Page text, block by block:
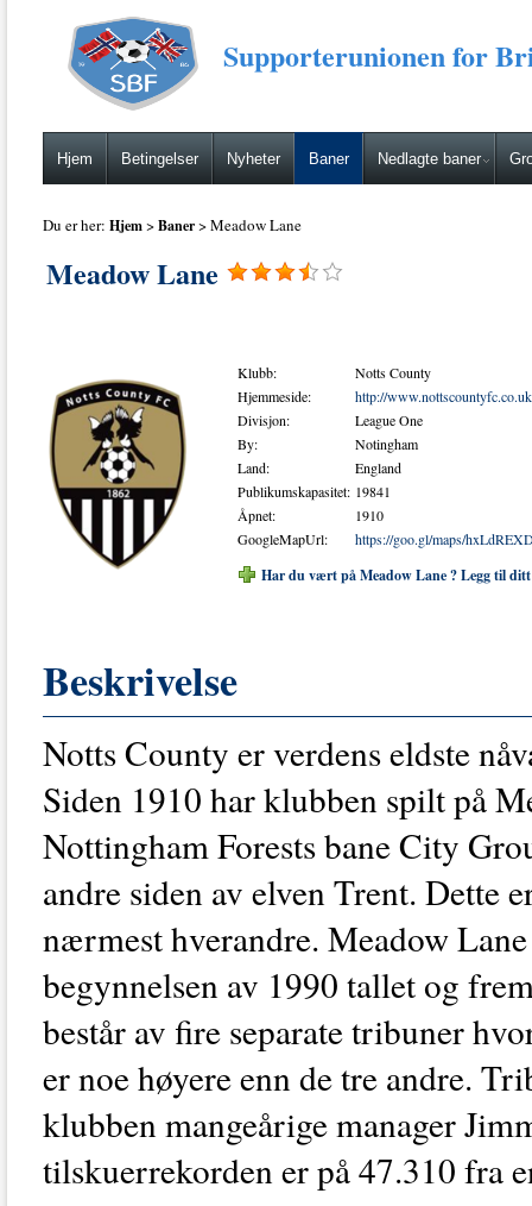
Supporterunionen for
Hjem Betingelser Nyheter Baner Nedlagte baner
Du er her: Hjem>Baner> Meadow Lane
Meadow Lane
Klubb:
Notts County
Hjemmeside:
http://www.nottscountyfc.co.uk
Divisjon:
League One
By:
Notingham
Land:
England
Publikumskapasitet: 19841
Åpnet:
1910
GoogleMapUrl:
https://goo.gl/maps/
Har du vært på Meadow Lane ? Legg til
Beskrivelse
Notts County er verdens eldste
Siden 1910 har klubben spilt på
Nottingham Forests bane City
andre siden av elven Trent. Dette
nærmest hverandre. Meadow
begynnelsen av 1990 tallet og
består av fire separate tribuner
er noe høyere enn de tre andre.
klubben mangeårige manager
tilskuerrekorden er på 47.310 fra